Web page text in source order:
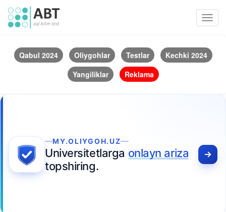
Qabul 2024 Oliygohlar Testlar
Kechki 2024
Yangiliklar
Reklama
MY.OLIYGOH.UZ
Universitetlarga onlayn ariza
topshiring.